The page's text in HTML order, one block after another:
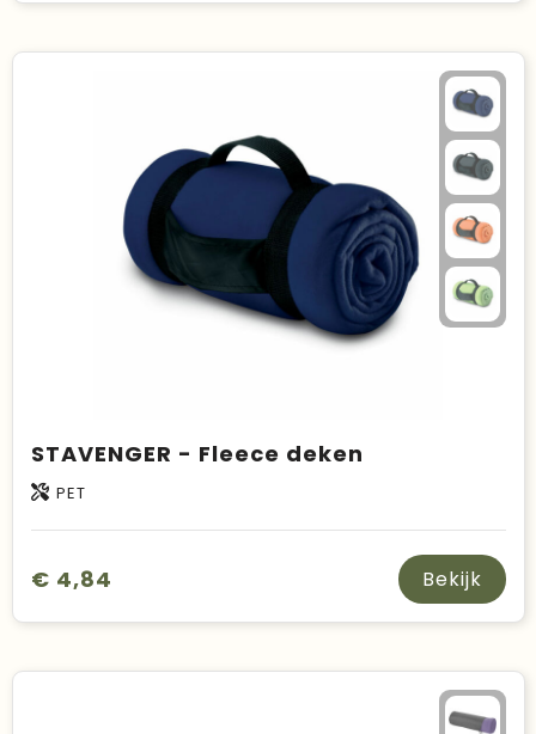
STAVENGER - Fleece deken
PET
€ 4,84 Bekijk